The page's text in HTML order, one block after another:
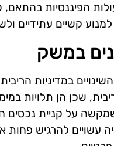
הפיננסיות בהתאם,
קשיים עתידיים
במשק
במדיניות
שכן הן תלויות
שמקשה על קניית
עשויים להרגיש